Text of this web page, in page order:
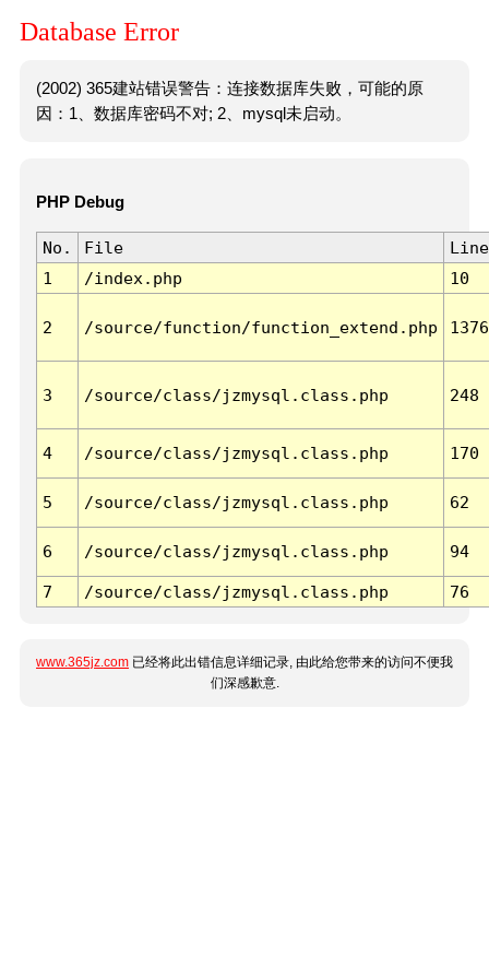
Database Error
(2002) 365建站错误警告：连接数据库失败，可能的原
因：1、数据库密码不对; 2、mysql未启动。
PHP Debug
No. File
Line
1
/index.php 10
2 /source/function/function_extend.php 1376
3 /source/class/jzmysql.class.php 248
4 /source/class/jzmysql.class.php 170
5 /source/class/jzmysql.class.php 62
6 /source/class/jzmysql.class.php 94
7 /source/class/jzmysql.class.php 76
www.365jz.com 已经将此出错信息详细记录, 由此给您带来的访问不便我
们深感歉意.